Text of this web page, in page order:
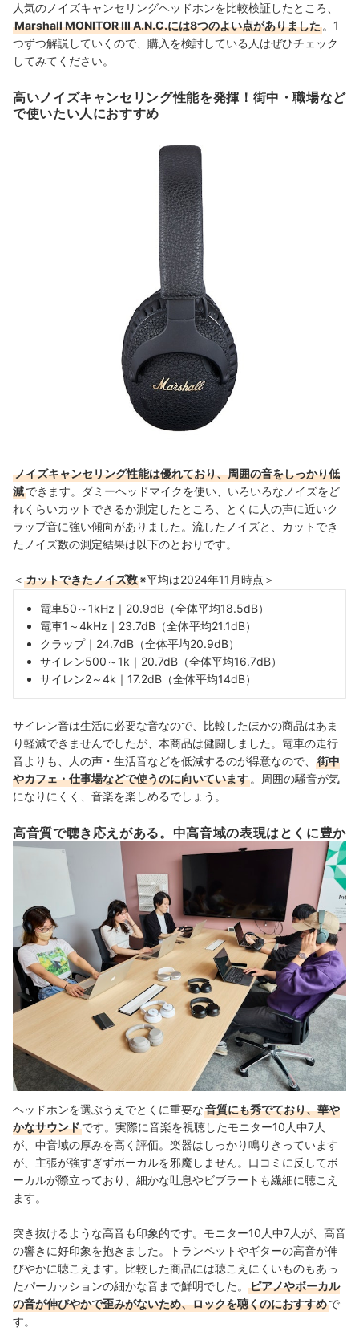
人気のノイズキャンセリングヘッドホンを比較検証したところ、
Marshall MONITOR III A.N.C.には8つのよい点がありました 。1
つずつ解説していくので、購入を検討している人はぜひチェック
してみてください。
高いノイズキャンセリング性能を発揮！街中・職場など
で使いたい人におすすめ
ノイズキャンセリング性能は優れており、周囲の音をしっかり低
減できます。ダミーヘッドマイクを使い、いろいろなノイズをど
れくらいカットできるか測定したところ、とくに人の声に近いク
ラップ音に強い傾向がありました。流したノイズと、カットでき
たノイズ数の測定結果は以下のとおりです。
＜ カットできたノイズ数※平均は2024年11月時点＞
電車50～1kHz｜20.9dB（全体平均18.5dB）
電車1～4kHz｜23.7dB（全体平均21.1dB）
クラップ｜24.7dB（全体平均20.9dB）
サイレン500～1k｜20.7dB（全体平均16.7dB）
サイレン2～4k｜17.2dB（全体平均14dB）
サイレン音は生活に必要な音なので、比較したほかの商品はあま
り軽減できませんでしたが、本商品は健闘しました。電車の走行
音よりも、人の声・生活音などを低減するのが得意なので、
街中
やカフェ・仕事場などで使うのに向いています 。周囲の騒音が気
になりにくく、音楽を楽しめるでしょう。
高音質で聴き応えがある。中高音域の表現はとくに豊か
ヘッドホンを選ぶうえでとくに重要な音質にも秀でており、華や
かなサウンドです。実際に音楽を視聴したモニター10人中7人
が、中音域の厚みを高く評価。楽器はしっかり鳴りきっています
が、主張が強すぎずボーカルを邪魔しません。口コミに反してボ
ーカルが際立っており、細かな吐息やビブラートも繊細に聴こえ
ます。
突き抜けるような高音も印象的です。モニター10人中7人が、高音
の響きに好印象を抱きました。トランペットやギターの高音が伸
びやかに聴こえます。比較した商品には聴こえにくいものもあっ
たパーカッションの細かな音まで鮮明でした。
ピアノやボーカル
の音が伸びやかで歪みがないため、ロックを聴くのにおすすめで
す。